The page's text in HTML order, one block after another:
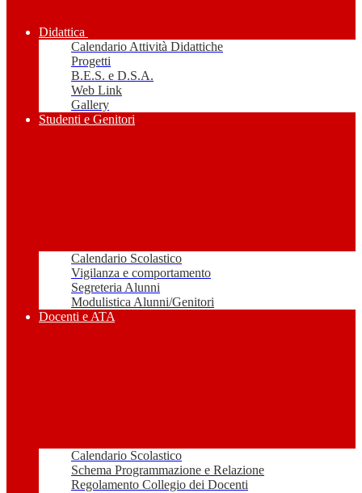
Didattica
Calendario Attività Didattiche
Progetti
B.E.S. e D.S.A.
Web Link
Gallery
Studenti e Genitori
Calendario Scolastico
Vigilanza e comportamento
Segreteria Alunni
Modulistica Alunni/Genitori
Docenti e ATA
Calendario Scolastico
Schema Programmazione e Relazione
Regolamento Collegio dei Docenti